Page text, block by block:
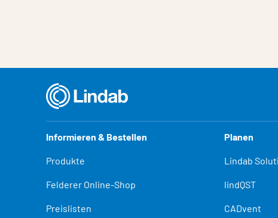
Informieren & Bestellen
Produkte
Felderer Online-Shop
Preislisten
Planen
Lindab
lindQST
CADvent